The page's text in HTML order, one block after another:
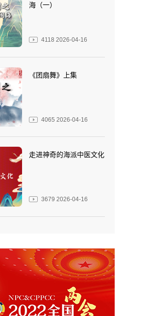
海（一）
4118 2026-04-16
《团扇舞》上集
4065 2026-04-16
走进神奇的海派中医文化
3679 2026-04-16